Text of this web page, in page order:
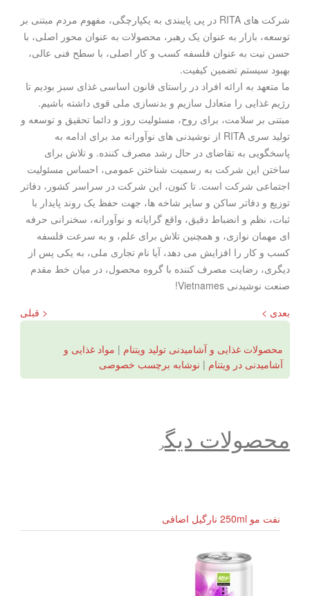
شرکت های RITA در پی پایبندی به یکپارچگی، مفهوم مردم مبتنی بر
توسعه، بازار به عنوان یک رهبر، محصولات به عنوان محور اصلی، با
حسن نیت به عنوان فلسفه کسب و کار اصلی، با سطح فنی عالی،
بهبود سیستم تضمین کیفیت.
ما متعهد به ارائه افراد در راستای قانون اساسی غذای سبز بودیم تا
رژیم غذایی را متعادل سازیم و بدنسازی ملی قوی داشته باشیم.
مبتنی بر سلامت، برای روح، مسئولیت روز و دائما تحقیق و توسعه و
تولید سری RITA از نوشیدنی های نوآورانه مد برای ادامه به
پاسخگویی به تقاضای در حال رشد مصرف کننده. و تلاش برای
ساختن این شرکت به رسمیت شناختن عمومی، احساس مسئولیت
اجتماعی شرکت است. تا کنون، این شرکت در سراسر کشور، دفاتر
توزیع و دفاتر ساکن و سایر شاخه ها، جهت حفظ یک روند پایدار با
ثبات، نظم و انضباط دقیق، واقع گرایانه و نوآورانه، سخنرانی حرفه
ای مهمان نوازی، و همچنین تلاش برای علم، و به سرعت فلسفه
کسب و کار را افزایش می دهد، آیا نام تجاری ملی، به یکی پس از
دیگری، رضایت مصرف کننده با گروه محصول، در میان خط مقدم
صنعت نوشیدنی Vietnames!
< قبلی
بعدی >
محصولات غذایی و آشامیدنی تولید ویتنام | مواد غذایی و
آشامیدنی در ویتنام | نوشابه برچسب خصوصی
محصولات دیگر
نفت مو 250ml نارگیل اضافی